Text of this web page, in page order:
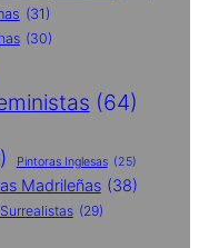
(31)
(30)
(64)
Pintoras Inglesas (25)
Madrileñas (38)
(29)